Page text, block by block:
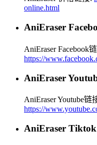
online.html
AniEraser
AniEraser Facebook
https://
AniEraser
AniEraser Youtube链
https://
AniEraser Tiktok